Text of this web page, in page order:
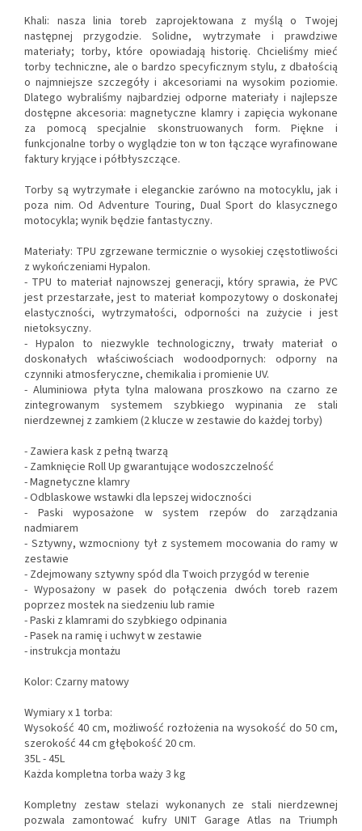
Khali: nasza linia toreb zaprojektowana z myślą o Twojej
następnej przygodzie. Solidne, wytrzymałe i prawdziwe
materiały; torby, które opowiadają historię. Chcieliśmy mieć
torby techniczne, ale o bardzo specyficznym stylu, z dbałością
o najmniejsze szczegóły i akcesoriami na wysokim poziomie.
Dlatego wybraliśmy najbardziej odporne materiały i najlepsze
dostępne akcesoria: magnetyczne klamry i zapięcia wykonane
za pomocą specjalnie skonstruowanych form. Piękne i
funkcjonalne torby o wyglądzie ton w ton łączące wyrafinowane
faktury kryjące i półbłyszczące.
Torby są wytrzymałe i eleganckie zarówno na motocyklu, jak i
poza nim. Od Adventure Touring, Dual Sport do klasycznego
motocykla; wynik będzie fantastyczny.
Materiały: TPU zgrzewane termicznie o wysokiej częstotliwości
z wykończeniami Hypalon.
- TPU to materiał najnowszej generacji, który sprawia, że PVC
jest przestarzałe, jest to materiał kompozytowy o doskonałej
elastyczności, wytrzymałości, odporności na zużycie i jest
nietoksyczny.
- Hypalon to niezwykle technologiczny, trwały materiał o
doskonałych właściwościach wodoodpornych: odporny na
czynniki atmosferyczne, chemikalia i promienie UV.
- Aluminiowa płyta tylna malowana proszkowo na czarno ze
zintegrowanym systemem szybkiego wypinania ze stali
nierdzewnej z zamkiem (2 klucze w zestawie do każdej torby)
- Zawiera kask z pełną twarzą
- Zamknięcie Roll Up gwarantujące wodoszczelność
- Magnetyczne klamry
- Odblaskowe wstawki dla lepszej widoczności
- Paski wyposażone w system rzepów do zarządzania
nadmiarem
- Sztywny, wzmocniony tył z systemem mocowania do ramy w
zestawie
- Zdejmowany sztywny spód dla Twoich przygód w terenie
- Wyposażony w pasek do połączenia dwóch toreb razem
poprzez mostek na siedzeniu lub ramie
- Paski z klamrami do szybkiego odpinania
- Pasek na ramię i uchwyt w zestawie
- instrukcja montażu
Kolor: Czarny matowy
Wymiary x 1 torba:
Wysokość 40 cm, możliwość rozłożenia na wysokość do 50 cm,
szerokość 44 cm głębokość 20 cm.
35L - 45L
Każda kompletna torba waży 3 kg
Kompletny zestaw stelazi wykonanych ze stali nierdzewnej
pozwala zamontować kufry UNIT Garage Atlas na Triumph